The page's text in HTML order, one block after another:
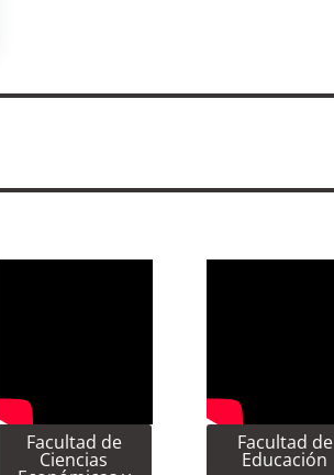
Facultad de
Ciencias
Facultad de
Educación